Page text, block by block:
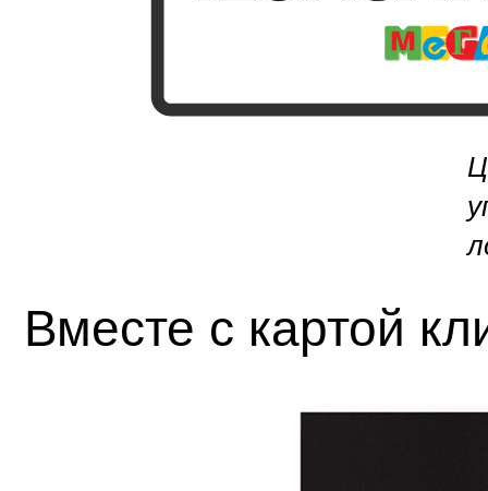
Вместе с картой